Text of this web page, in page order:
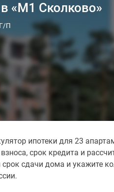
«М1 Сколково»
П
ипотеки для 23
срок кредита и
сдачи дома и укажите